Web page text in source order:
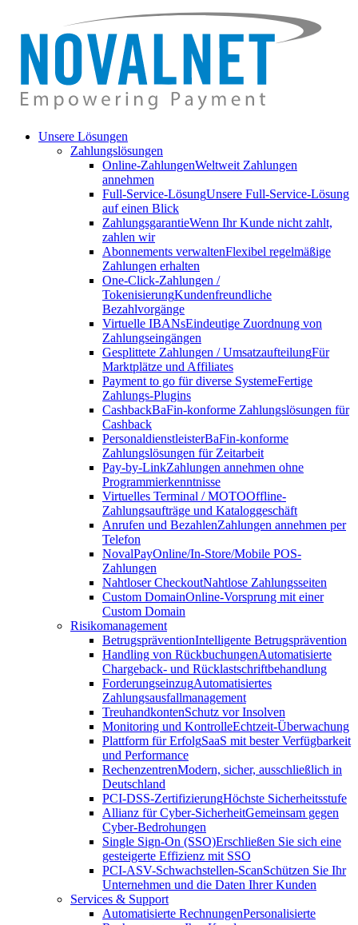
Unsere Lösungen
Zahlungslösungen
Online-ZahlungenWeltweit Zahlungen
annehmen
Full-Service-LösungUnsere Full-Service-Lösung
auf einen Blick
ZahlungsgarantieWenn Ihr Kunde nicht zahlt,
zahlen wir
Abonnements verwaltenFlexibel regelmäßige
Zahlungen erhalten
One-Click-Zahlungen /
TokenisierungKundenfreundliche
Bezahlvorgänge
Virtuelle IBANsEindeutige Zuordnung von
Zahlungseingängen
Gesplittete Zahlungen / UmsatzaufteilungFür
Marktplätze und Affiliates
Payment to go für diverse SystemeFertige
Zahlungs-Plugins
CashbackBaFin-konforme Zahlungslösungen für
Cashback
PersonaldienstleisterBaFin-konforme
Zahlungslösungen für Zeitarbeit
Pay-by-LinkZahlungen annehmen ohne
Programmierkenntnisse
Virtuelles Terminal / MOTOOffline-
Zahlungsaufträge und Kataloggeschäft
Anrufen und BezahlenZahlungen annehmen per
Telefon
NovalPayOnline/In-Store/Mobile POS-
Zahlungen
Nahtloser CheckoutNahtlose Zahlungsseiten
Custom DomainOnline-Vorsprung mit einer
Custom Domain
Risikomanagement
BetrugspräventionIntelligente Betrugsprävention
Handling von RückbuchungenAutomatisierte
Chargeback- und Rücklastschriftbehandlung
ForderungseinzugAutomatisiertes
Zahlungsausfallmanagement
TreuhandkontenSchutz vor Insolven
Monitoring und KontrolleEchtzeit-Überwachung
Plattform für ErfolgSaaS mit bester Verfügbarkeit
und Performance
RechenzentrenModern, sicher, ausschließlich in
Deutschland
PCI-DSS-ZertifizierungHöchste Sicherheitsstufe
Allianz für Cyber-SicherheitGemeinsam gegen
Cyber-Bedrohungen
Single Sign-On (SSO)Erschließen Sie sich eine
gesteigerte Effizienz mit SSO
PCI-ASV-Schwachstellen-ScanSchützen Sie Ihr
Unternehmen und die Daten Ihrer Kunden
Services & Support
Automatisierte RechnungenPersonalisierte